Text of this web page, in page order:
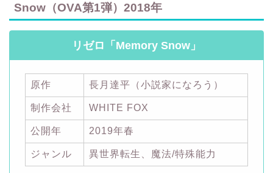
Snow（OVA第1弾）2018年
リゼロ「Memory Snow」
原作 長月達平（小説家になろう）
制作会社 WHITE FOX
公開年 2019年春
ジャンル 異世界転生、魔法/特殊能力